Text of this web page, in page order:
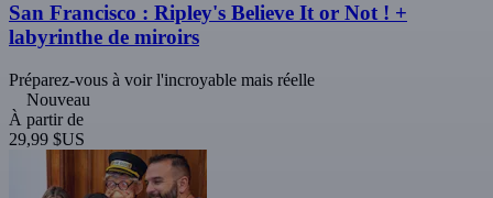
San Francisco : Ripley's Believe It or Not ! +
labyrinthe de miroirs
Préparez-vous à voir l'incroyable mais réelle
Nouveau
À partir de
29,99 $US